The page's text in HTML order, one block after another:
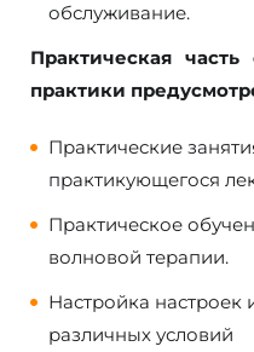
обслуживание.
Практическая
практики
Практические
практикующегося
Практическое
волновой терапии.
Настройка настроек
различных условий